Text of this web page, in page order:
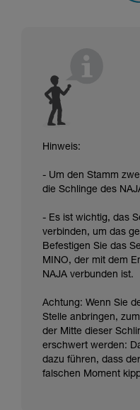
Hinweis:
- Um den Stamm
die Schlinge des
- Es ist wichtig, das
verbinden, um das
Befestigen Sie das
MINO, der mit dem
NAJA verbunden ist.
Achtung: Wenn Sie
Stelle anbringen,
der Mitte dieser
erschwert werden:
dazu führen, dass
falschen Moment